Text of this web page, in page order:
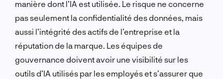
manière dont l’IA est utilisée. Le risque ne concerne
pas seulement la confidentialité des données, mais
aussi l’intégrité des actifs de l’entreprise et la
réputation de la marque. Les équipes de
gouvernance doivent avoir une visibilité sur les
outils d’IA utilisés par les employés et s’assurer que